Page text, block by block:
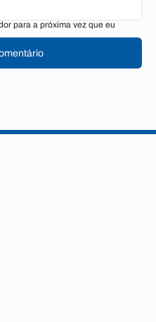
para a próxima vez que eu